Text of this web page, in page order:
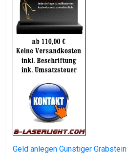
Geld anlegen Günstiger Grabstein